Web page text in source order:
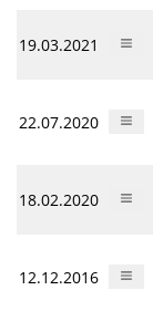
19.03.2021
22.07.2020
18.02.2020
12.12.2016